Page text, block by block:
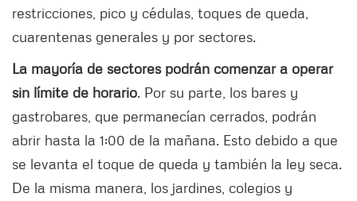
restricciones, pico y cédulas, toques de queda,
cuarentenas generales y por sectores.
La mayoría de sectores podrán comenzar a operar
sin límite de horario. Por su parte, los bares y
gastrobares, que permanecían cerrados, podrán
abrir hasta la 1:00 de la mañana. Esto debido a que
se levanta el toque de queda y también la ley seca.
De la misma manera, los jardines, colegios y